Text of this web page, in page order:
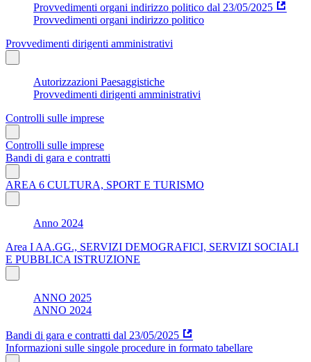
Provvedimenti organi indirizzo politico dal 23/05/2025
Provvedimenti organi indirizzo politico
Provvedimenti dirigenti amministrativi
Autorizzazioni Paesaggistiche
Provvedimenti dirigenti amministrativi
Controlli sulle imprese
Controlli sulle imprese
Bandi di gara e contratti
AREA 6 CULTURA, SPORT E TURISMO
Anno 2024
Area I AA.GG., SERVIZI DEMOGRAFICI, SERVIZI SOCIALI
E PUBBLICA ISTRUZIONE
ANNO 2025
ANNO 2024
Bandi di gara e contratti dal 23/05/2025
Informazioni sulle singole procedure in formato tabellare